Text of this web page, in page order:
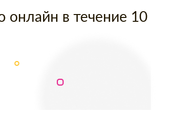
онлайн в течение 10